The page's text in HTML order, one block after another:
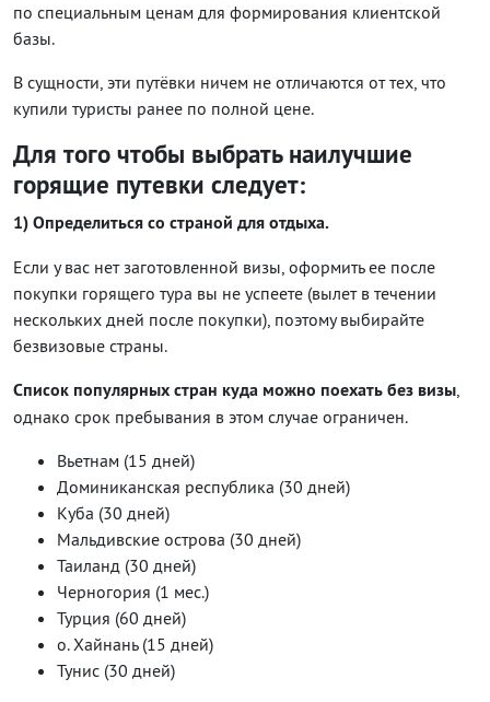
по специальным ценам для формирования клиентской
базы.
В сущности, эти путёвки ничем не отличаются от тех, что
купили туристы ранее по полной цене.
Для того чтобы выбрать наилучшие
горящие путевки следует:
1) Определиться со страной для отдыха.
Если у вас нет заготовленной визы, оформить ее после
покупки горящего тура вы не успеете (вылет в течении
нескольких дней после покупки), поэтому выбирайте
безвизовые страны.
Список популярных стран куда можно поехать без визы,
однако срок пребывания в этом случае ограничен.
Вьетнам (15 дней)
Доминиканская республика (30 дней)
Куба (30 дней)
Мальдивские острова (30 дней)
Таиланд (30 дней)
Черногория (1 мес.)
Турция (60 дней)
о. Хайнань (15 дней)
Тунис (30 дней)